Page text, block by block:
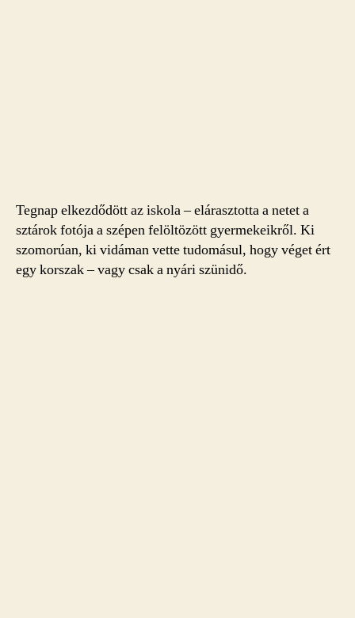
Tegnap elkezdődött az iskola – elárasztotta a netet a
sztárok fotója a szépen felöltözött gyermekeikről. Ki
szomorúan, ki vidáman vette tudomásul, hogy véget ért
egy korszak – vagy csak a nyári szünidő.